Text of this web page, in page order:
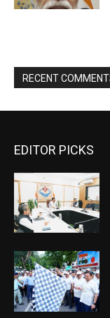
EDITOR PICKS